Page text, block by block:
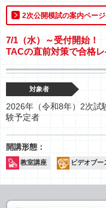
2次公開模試の案内ペー
7/1（水）～受付開始！
TACの直前対策で合格
対象者
2026年（令和8年）2次試
験予定者
教室講座 ビデオブー